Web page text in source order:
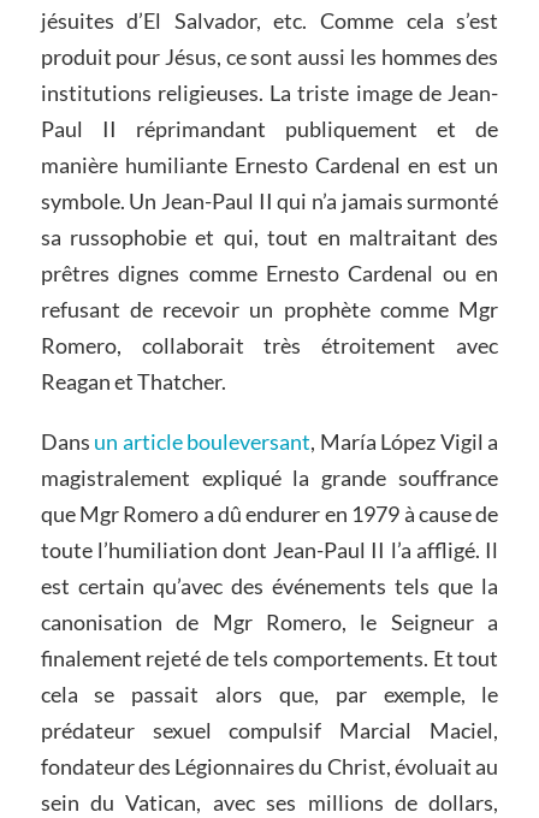
jésuites d’El Salvador, etc. Comme cela s’est
produit pour Jésus, ce sont aussi les hommes des
institutions religieuses. La triste image de Jean-
Paul II réprimandant publiquement et de
manière humiliante Ernesto Cardenal en est un
symbole. Un Jean-Paul II qui n’a jamais surmonté
sa russophobie et qui, tout en maltraitant des
prêtres dignes comme Ernesto Cardenal ou en
refusant de recevoir un prophète comme Mgr
Romero, collaborait très étroitement avec
Reagan et Thatcher.
Dans un article bouleversant, María López Vigil a
magistralement expliqué la grande souffrance
que Mgr Romero a dû endurer en 1979 à cause de
toute l’humiliation dont Jean-Paul II l’a affligé. Il
est certain qu’avec des événements tels que la
canonisation de Mgr Romero, le Seigneur a
finalement rejeté de tels comportements. Et tout
cela se passait alors que, par exemple, le
prédateur sexuel compulsif Marcial Maciel,
fondateur des Légionnaires du Christ, évoluait au
sein du Vatican, avec ses millions de dollars,